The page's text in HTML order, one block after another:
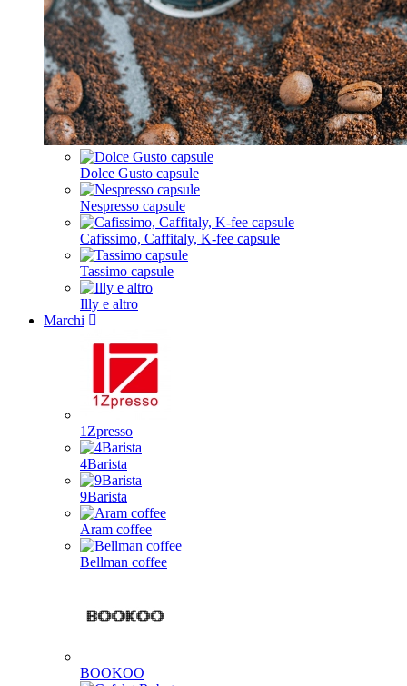
Dolce Gusto capsule
Nespresso capsule
Cafissimo, Caffitaly, K-fee capsule
Tassimo capsule
Illy e altro
Marchi
1Zpresso
4Barista
9Barista
Aram coffee
Bellman coffee
BOOKOO